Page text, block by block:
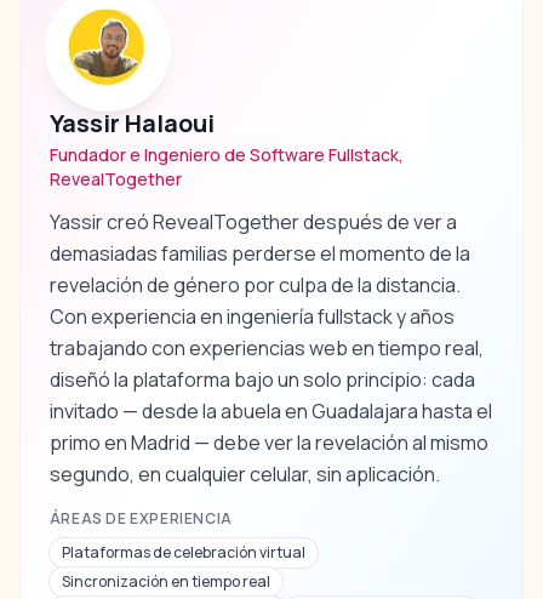
Yassir Halaoui
Fundador e Ingeniero de Software Fullstack,
RevealTogether
Yassir creó RevealTogether después de ver a
demasiadas familias perderse el momento de la
revelación de género por culpa de la distancia.
Con experiencia en ingeniería fullstack y años
trabajando con experiencias web en tiempo real,
diseñó la plataforma bajo un solo principio: cada
invitado — desde la abuela en Guadalajara hasta el
primo en Madrid — debe ver la revelación al mismo
segundo, en cualquier celular, sin aplicación.
ÁREAS DE EXPERIENCIA
Plataformas de celebración virtual
Sincronización en tiempo real